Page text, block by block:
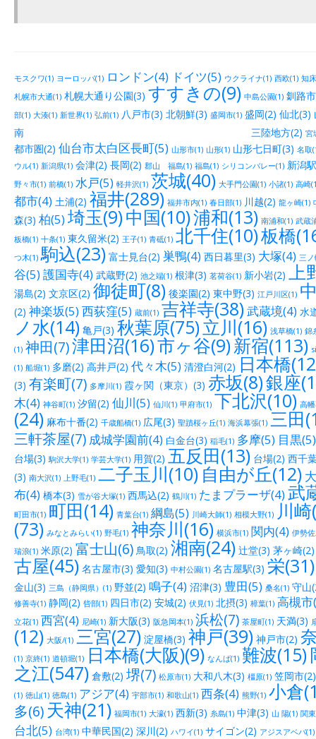
モスクワ(1) ヨーロッパ(1) ロンドン(4) ドイツ(5) ウクライナ(1) 西欧(1) 知
札幌市大通(1) 札幌大通り公園(3) すすきの(9) 中島公園(1) 釧路
部(1) 大湊(1) 新世界(1) 弘前(1) 八戸市(3) 北朝鮮(3) 盛岡市(1) 盛岡(2) 仙北(3)
南 三陸地方(2) 宮
都市圏(2) 仙台市太白区長町(5) 山形市(1) 山形(1) 山形七日町(3) 名取
ウル(1) 新潟県(1) 会津(2) 長岡(2) 郡山 福島(1) 福島(1) シリコンバレー(1) 新潟
野々市(1) 前橋(1) 水戸(5) 軽井沢(1) 茨城(40) 大手門公園(1) 小諸(1) 高崎
都市(4) 土浦(2) 福井(289) 福井市内(1) 春日部(1) 川越(2) 龍ヶ崎(1)
森(3) 柏(5)埼玉(9)中国(10)浦和(13) 南浦和(1) 武蔵
板橋(1) 十条(1) 東久留米(2) 王子(1) 青砥(1) 北千住(10)板橋
つ木(1) 駒込(23) 富士見台(2) 巣鴨(4) 西日暮里(3) 大塚(4) 三ノ
谷(5)護国寺(4) 武蔵野(2) 池之端(1) 根津(3) 茗荷谷(1) 新小岩(2) 上
湯島(2) 文京区(2) 御徒町(8) 後楽園(2) 東中野(3) 江戸川区(1)
(2) 神楽坂(5)西荻窪(5) 蔵前(1) 吉祥寺(38)武蔵境(4) 水
ノ水(14) 亀戸(3) 秋葉原(75)立川(16) 浅草橋(1) 錦
(1) 神田(7)津田沼(16)市ヶ谷(9)新宿(113)
(1) 船堀(1) 多磨(2) 高井戸(2) 代々木(5) 清澄白河(2) 日本橋
(3) 有楽町(7) 多摩川(1) 霞ヶ関（東京）(3) 赤坂(8)銀座
木(4) 神谷町(1) 汐留(2) 仙川(5) 仙川(1) 甲府市(1) 下北沢(10) 高
(24) 麻布十番(2) 千歳船橋(1) 広尾(3) 聖蹟桜ヶ丘(1) 海浜幕張(1) 三田
三軒茶屋(7) 成城学園前(4) 白金台(3) 稲毛(1) 多摩(5) 目黒(5)
台場(3) 駒沢大学(1) 学芸大学(1) 用賀(2) 五反田(13) 台場(2) 西千
(3) 南大沢(1) 上野毛(1) 二子玉川(10) 自由が丘(12)
布(4) 橋本(3) 雪が谷大塚(1) 西馬込(2) 鶴川(1) たまプラーザ(4)武
町田市(1) 町田(14) 青葉台(1) 綱島(5) 川崎大師(1) 相模大野(1) 川
(73) みなとみらい(1) 野毛(1) 神奈川(16) 横浜市(1) 関内(4) 伊勢
瑞浪(1) 米原(2) 富士山(6) 鳥取(2) 湘南(24) 辻堂(3) 茅ヶ崎(2)
古屋(45) 名古屋市(3) 愛知(3) 中村公園(1) 名古屋駅(3) 栄(31)
金山(3) 三島（静岡県）(1) 野並(2) 鳴子(4) 沼津(3) 豊田(5) 桑名(1) 守山
修善寺(1) 静岡(2) 呰部(1) 四日市(2) 安城(2) 伏見(1) 北摂(3) 樟葉(1) 高槻市
立花(1) 西宮(4) 尼崎(1) 新大阪(3) 阪急岡本(1) 浜松(7) 茶屋町(1) 天満(3)
(12) 大阪/(1) 三宮(27) 淀屋橋(3) 神戸(39) 神戸市(2)
(1) 京終(1) 道頓堀(1) 日本橋(大阪)(9) なんば(1) 難波(15)
之江(547) 倉敷(2) 堺(7) 松原市(1) 大和八木(3) 橿原(1) 笠岡市(2)
(1) 徳山(1) 徳島(1) アジア(4) 宇部市(1) 和歌山(1) 西条(4) 熊野(1) 小倉
多(6) 天神(21) 福岡市(1) 大濠(1) 西新(3) 糸島(1) 中津(3) 山 陽(1) 関
台北(5) 台湾(1) 中華民国(2) 深川(2) ハワイ(1) サイゴン(2) アジスアベバ(1)